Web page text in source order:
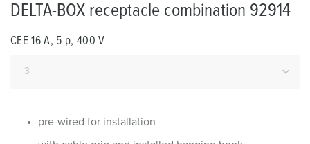
DELTA-BOX receptacle combination 92914
CEE 16 A, 5 p, 400 V
pre-wired for installation